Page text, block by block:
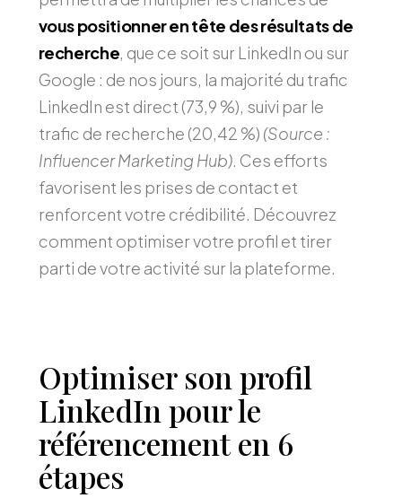
vous positionner en tête des résultats de
recherche, que ce soit sur LinkedIn ou sur
Google : de nos jours, la majorité du trafic
LinkedIn est direct (73,9 %), suivi par le
trafic de recherche (20,42 %) (Source :
Influencer Marketing Hub). Ces efforts
favorisent les prises de contact et
renforcent votre crédibilité. Découvrez
comment optimiser votre profil et tirer
parti de votre activité sur la plateforme.
Optimiser son profil
LinkedIn pour le
référencement en 6
étapes